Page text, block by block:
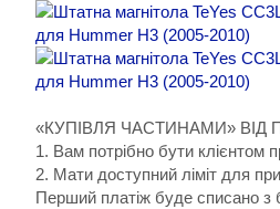
«КУПІВЛЯ ЧАСТИНАМИ» ВІД
1. Вам потрібно бути клієнтом
2. Мати доступний ліміт для
Перший платіж буде списано з